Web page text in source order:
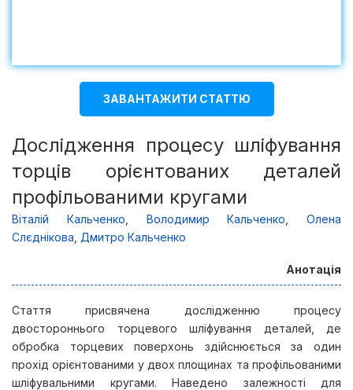
ЗАВАНТАЖИТИ СТАТТЮ
Дослідження процесу шліфування
торців орієнтованих деталей
профільованими кругами
Віталій Кальченко Володимир Кальченко
Олена
Слєднікова Дмитро Кальченко
Анотація
Стаття присвячена дослідженню процесу
двостороннього торцевого шліфування деталей, де
обробка торцевих поверхонь здійснюється за один
прохід орієнтованими у двох площинах та профільованими
шліфувальними кругами. Наведено залежності для